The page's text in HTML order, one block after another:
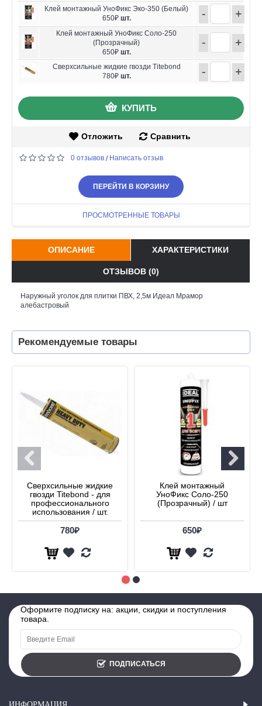
Клей монтажный УноФикс Эко-350 (Белый)
650₽ шт. - +
Клей монтажный УноФикс Соло-250
(Прозрачный)
650₽ шт.
- +
Сверхсильные жидкие гвозди Titebond
780₽ шт. - +
КУПИТЬ
Отложить Сравнить
0 отзывов / Написать отзыв
ПЕРЕЙТИ В КОРЗИНУ
ПРОСМОТРЕННЫЕ ТОВАРЫ
ОПИСАНИЕ ХАРАКТЕРИСТИКИ
ОТЗЫВОВ (0)
Наружный уголок для плитки ПВХ, 2,5м Идеал Мрамор
алебастровый
Рекомендуемые товары
Сверхсильные жидкие
гвозди Titebond - для
профессионального
использования / шт.
780₽
Клей монтажный
УноФикс Соло-250
(Прозрачный) / шт
650₽
Оформите подписку на: акции, скидки и поступления
товара.
ПОДПИСАТЬСЯ
ИНФОРМАЦИЯ